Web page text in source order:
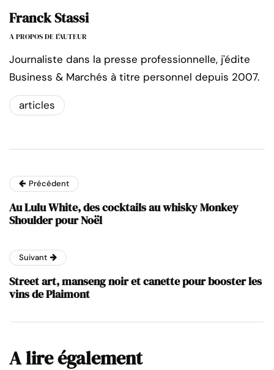
Franck Stassi
A PROPOS DE L'AUTEUR
Journaliste dans la presse professionnelle, j'édite
Business & Marchés à titre personnel depuis 2007.
articles
Précédent
Au Lulu White, des cocktails au whisky Monkey
Shoulder pour Noël
Suivant
Street art, manseng noir et canette pour booster les
vins de Plaimont
A lire également